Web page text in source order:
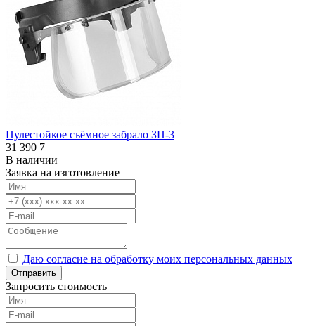
Пулестойкое съёмное забрало ЗП-3
31 390 7
В наличии
Заявка на изготовление
Даю согласие на обработку моих персональных данных
Отправить
Запросить стоимость